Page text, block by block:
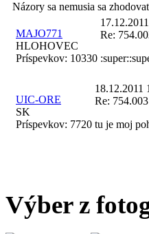
Názory sa nemusia sa
MAJO771
HLOHOVEC
Príspevkov: 10330
Re:
UIC-ORE
SK
Príspevkov: 7720
18.12.2011
Re:
tu je moj
Výber z